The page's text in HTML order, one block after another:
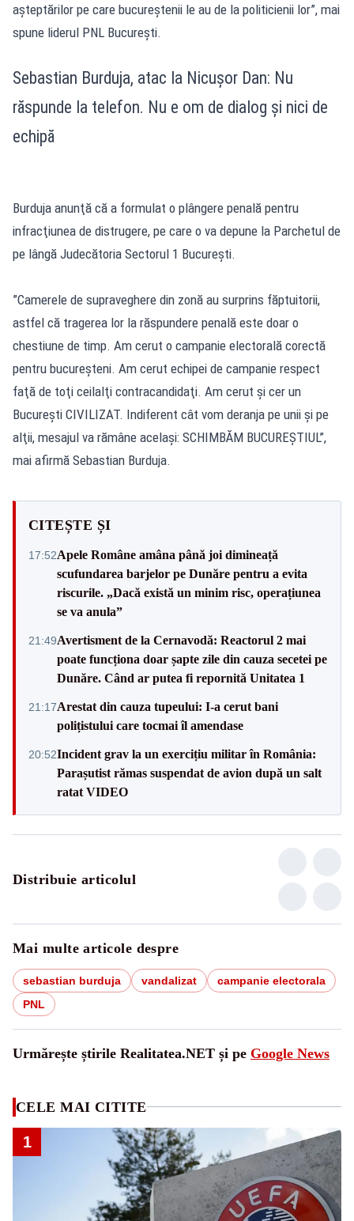
aşteptărilor pe care bucureştenii le au de la politicienii lor”, mai
spune liderul PNL Bucureşti.
Sebastian Burduja, atac la Nicușor Dan: Nu
răspunde la telefon. Nu e om de dialog și nici de
echipă
Burduja anunţă că a formulat o plângere penală pentru
infracţiunea de distrugere, pe care o va depune la Parchetul de
pe lângă Judecătoria Sectorul 1 Bucureşti.
”Camerele de supraveghere din zonă au surprins făptuitorii,
astfel că tragerea lor la răspundere penală este doar o
chestiune de timp. Am cerut o campanie electorală corectă
pentru bucureşteni. Am cerut echipei de campanie respect
faţă de toţi ceilalţi contracandidaţi. Am cerut şi cer un
Bucureşti CIVILIZAT. Indiferent cât vom deranja pe unii şi pe
alţii, mesajul va rămâne acelaşi: SCHIMBĂM BUCUREŞTIUL”,
mai afirmă Sebastian Burduja.
CITEȘTE ȘI
17:52Apele Române amâna până joi dimineață
scufundarea barjelor pe Dunăre pentru a evita
riscurile. „Dacă există un minim risc, operațiunea
se va anula”
21:49Avertisment de la Cernavodă: Reactorul 2 mai
poate funcționa doar șapte zile din cauza secetei pe
Dunăre. Când ar putea fi repornită Unitatea 1
21:17Arestat din cauza tupeului: I-a cerut bani
polițistului care tocmai îl amendase
20:52Incident grav la un exercițiu militar în România:
Parașutist rămas suspendat de avion după un salt
ratat VIDEO
Distribuie articolul
Mai multe articole despre
sebastian burduja vandalizat
campanie electorala
PNL
Urmărește știrile Realitatea.NET și pe Google News
CELE MAI CITITE
1